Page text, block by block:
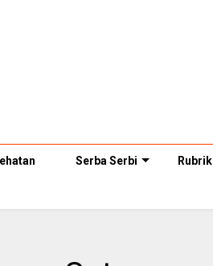
Serba Serbi Rubrik